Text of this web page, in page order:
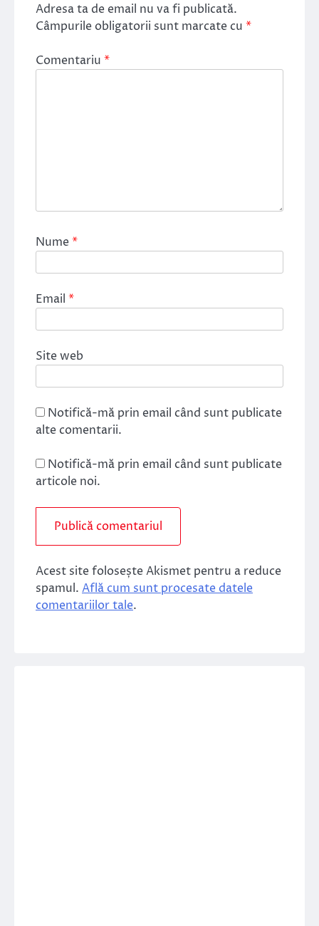
Adresa ta de email nu va fi publicată.
Câmpurile obligatorii sunt marcate cu *
Comentariu *
Nume*
Email *
Site web
Notifică-mă prin email când sunt publicate
alte comentarii.
Notifică-mă prin email când sunt publicate
articole noi.
Acest site folosește Akismet pentru a reduce
spamul. Află cum sunt procesate datele
comentariilor tale.